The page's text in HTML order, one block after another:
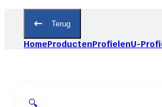
Terug
HomeProductenProfielenU-
🔍